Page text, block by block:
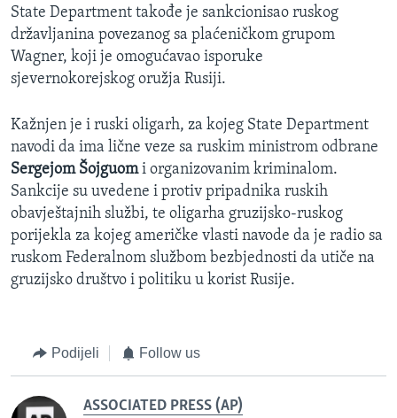
State Department takođe je sankcionisao ruskog
državljanina povezanog sa plaćeničkom grupom
Wagner, koji je omogućavao isporuke
sjevernokorejskog oružja Rusiji.
Kažnjen je i ruski oligarh, za kojeg State Department
navodi da ima lične veze sa ruskim ministrom odbrane
Sergejom Šojguomi organizovanim kriminalom.
Sankcije su uvedene i protiv pripadnika ruskih
obavještajnih službi, te oligarha gruzijsko-ruskog
porijekla za kojeg američke vlasti navode da je radio sa
ruskom Federalnom službom bezbjednosti da utiče na
gruzijsko društvo i politiku u korist Rusije.
Podijeli Follow us
ASSOCIATED PRESS (AP)